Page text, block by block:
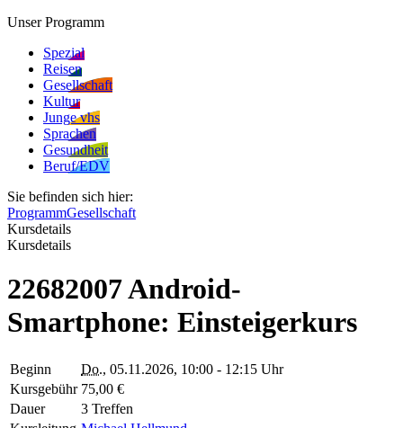
Unser Programm
Spezial
Reisen
Gesellschaft
Kultur
Junge vhs
Sprachen
Gesundheit
Beruf/EDV
Sie befinden sich hier:
ProgrammGesellschaft
Kursdetails
Kursdetails
22682007 Android-
Smartphone: Einsteigerkurs
Beginn Do., 05.11.2026, 10:00 - 12:15 Uhr
Kursgebühr 75,00 €
Dauer
3 Treffen